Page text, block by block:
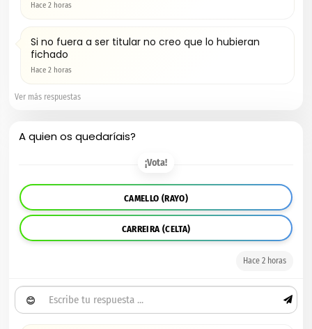
Hace 2 horas
Si no fuera a ser titular no creo que lo hubieran
fichado
Hace 2 horas
Ver más respuestas
A quien os quedaríais?
¡Vota!
CAMELLO (RAYO)
CARREIRA (CELTA)
Hace 2 horas
😊